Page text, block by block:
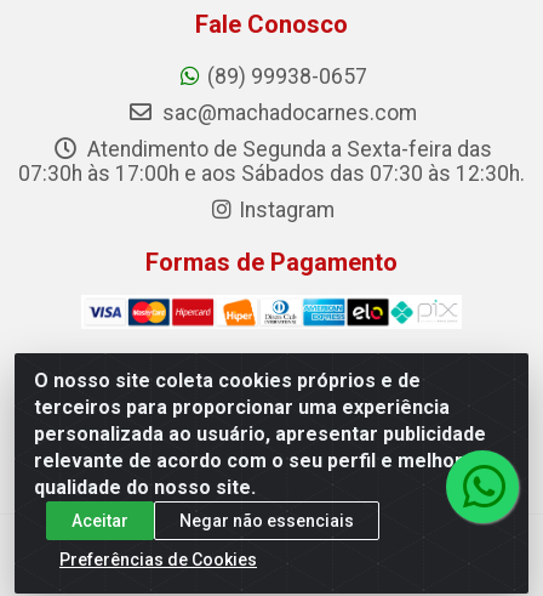
O nosso site coleta cookies próprios e de
terceiros para proporcionar uma experiência
personalizada ao usuário, apresentar publicidade
relevante de acordo com o seu perfil e melhorar a
qualidade do nosso site.
Aceitar
Negar não essenciais
Preferências de Cookies
Fale Conosco
(89) 99938-0657
sac@machadocarnes.com
Atendimento de Segunda a Sexta-feira das
07:30h às 17:00h e aos Sábados das 07:30 às 12:30h.
Instagram
Formas de Pagamento
Machado Carnes Distribuidora de Alimentos LTDA -
Logradouro: Avenida Candido Aleixo, 148 - Centro - Oeiras/PI
- CEP 64.500-000 - 31.391.008/0001-50